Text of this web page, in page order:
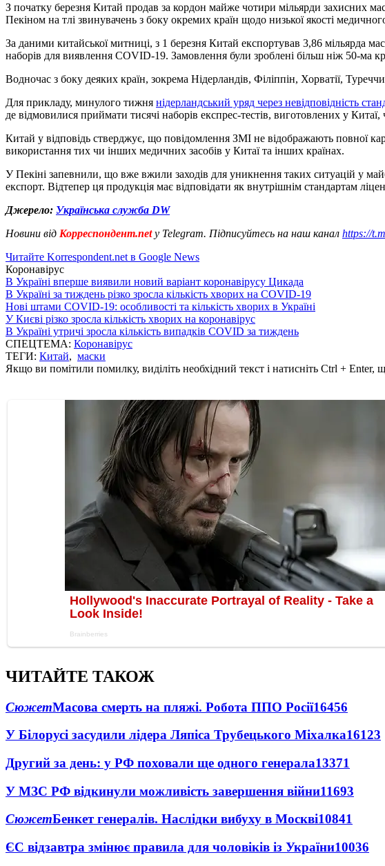
З початку березня Китай продав за кордон майже чотири мільярди захисних
Пекіном на тлі звинувачень з боку окремих країн щодо низької якості
За даними китайської митниці, з 1 березня Китай експортував 3,86 мільярда
наборів для виявлення COVID-19. Замовлення були зроблені більш ніж 50-ма
Водночас з боку деяких країн, зокрема Нідерландів, Філіппін, Хорватії,
Для прикладу, минулого тижня нідерландський уряд через невідповідність
де відмовилися приймати тисячі наборів експрес-тестів, виготовлених у Китаї,
Китай у відповідь стверджує, що повідомлення ЗМІ не відображають повної
використання тих чи інших медичних засобів у Китаї та інших країнах.
У Пекіні запевнили, що вже вжили заходів для уникнення таких ситуацій у
експорт. Відтепер ця продукція має відповідати як внутрішнім стандартам
Джерело: Українська служба DW
Новини від Корреспондент.netу Telegram. Підписуйтесь на наш канал https://
Читайте Korrespondent.net в Google News
Коронавірус
В Україні вперше виявили новий варіант коронавірусу Цикада
В Україні за тиждень різко зросла кількість хворих на COVID-19
Нові штами COVID-19: особливості та кількість хворих в Україні
У Києві різко зросла кількість хворих на коронавірус
В Україні утричі зросла кількість випадків COVID за тиждень
СПЕЦТЕМА: Коронавірус
ТЕГИ: Китай, маски
Якщо ви помітили помилку, виділіть необхідний текст і натисніть Ctrl + Enter,
ЧИТАЙТЕ ТАКОЖ
СюжетМасова смерть на пляжі. Робота ППО Росії16456
У Білорусі засудили лідера Ляпіса Трубецького Міхалка16123
Другий за день: у РФ поховали ще одного генерала13371
У МЗС РФ відкинули можливість завершення війни11693
СюжетБенкет генералів. Наслідки вибуху в Москві10841
ЄС відзавтра змінює правила для чоловіків із України10036